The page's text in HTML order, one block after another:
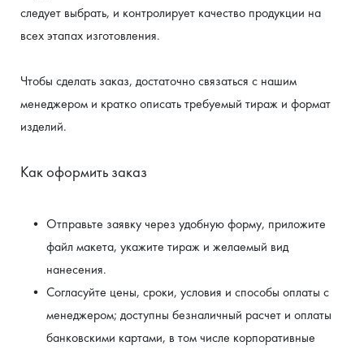
следует выбрать, и контролирует качество продукции на
всех этапах изготовления.
Чтобы сделать заказ, достаточно связаться с нашим
менеджером и кратко описать требуемый тираж и формат
изделий.
Как оформить заказ
Отправьте заявку через удобную форму, приложите
файл макета, укажите тираж и желаемый вид
нанесения.
Согласуйте цены, сроки, условия и способы оплаты с
менеджером; доступны безналичный расчет и оплаты
банковскими картами, в том числе корпоративные